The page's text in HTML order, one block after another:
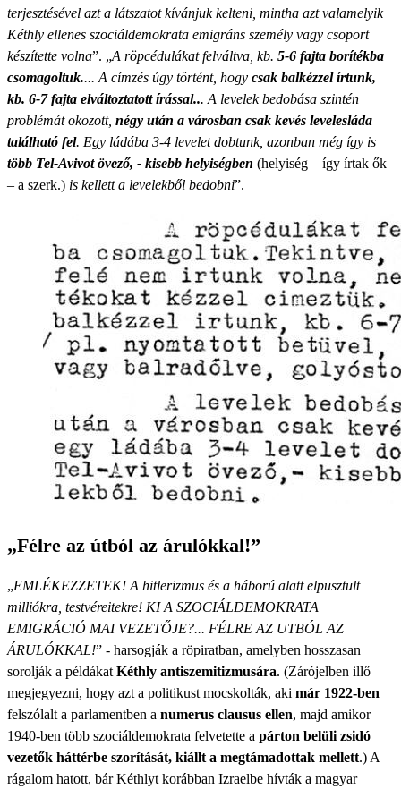
terjesztésével azt a látszatot kívánjuk kelteni, mintha azt valamelyik
Kéthly ellenes szociáldemokrata emigráns személy vagy csoport
készítette volna”. „A röpcédulákat felváltva, kb. 5-6 fajta borítékba
csomagoltuk.... A címzés úgy történt, hogy csak balkézzel írtunk,
kb. 6-7 fajta elváltoztatott írással... A levelek bedobása szintén
problémát okozott, négy után a városban csak kevés levelesláda
található fel. Egy ládába 3-4 levelet dobtunk, azonban még így is
több Tel-Avivot övező, - kisebb helyiségben (helyiség – így írtak ők
– a szerk.) is kellett a levelekből bedobni”.
„Félre az útból az árulókkal!”
„EMLÉKEZZETEK! A hitlerizmus és a háború alatt elpusztult
milliókra, testvéreitekre! KI A SZOCIÁLDEMOKRATA
EMIGRÁCIÓ MAI VEZETŐJE?... FÉLRE AZ UTBÓL AZ
ÁRULÓKKAL!” - harsogják a röpiratban, amelyben hosszasan
sorolják a példákat Kéthly antiszemitizmusára. (Zárójelben illő
megjegyezni, hogy azt a politikust mocskolták, aki már 1922-ben
felszólalt a parlamentben a numerus clausus ellen, majd amikor
1940-ben több szociáldemokrata felvetette a párton belüli zsidó
vezetők háttérbe szorítását, kiállt a megtámadottak mellett.) A
rágalom hatott, bár Kéthlyt korábban Izraelbe hívták a magyar